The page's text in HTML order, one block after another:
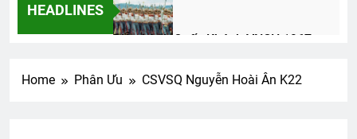
HEADLINES
Diễn hành Quốc Khánh VNCH 1967
Home Phân Ưu CSVSQ Nguyễn Hoài Ân K22